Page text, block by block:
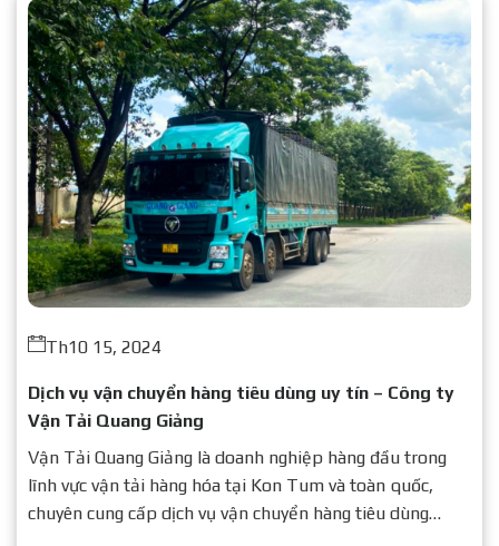
Th10 15, 2024
Dịch vụ vận chuyển hàng tiêu dùng uy tín – Công ty
Vận Tải Quang Giảng
Vận Tải Quang Giảng là doanh nghiệp hàng đầu trong
lĩnh vực vận tải hàng hóa tại Kon Tum và toàn quốc,
chuyên cung cấp dịch vụ vận chuyển hàng tiêu dùng